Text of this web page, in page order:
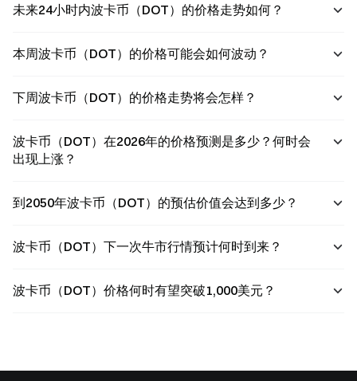
未来24小时内波卡币（DOT）的价格走势如何？
本周波卡币（DOT）的价格可能会如何波动？
下周波卡币（DOT）的价格走势将会怎样？
波卡币（DOT）在2026年的价格预测是多少？何时会
出现上涨？
到2050年波卡币（DOT）的预估价值会达到多少？
波卡币（DOT）下一次牛市行情预计何时到来？
波卡币（DOT）价格何时有望突破1,000美元？